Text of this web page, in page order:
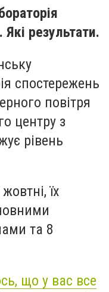
результати.
спостережень
повітря
центру з
рівень
їх
та 8
що у вас все